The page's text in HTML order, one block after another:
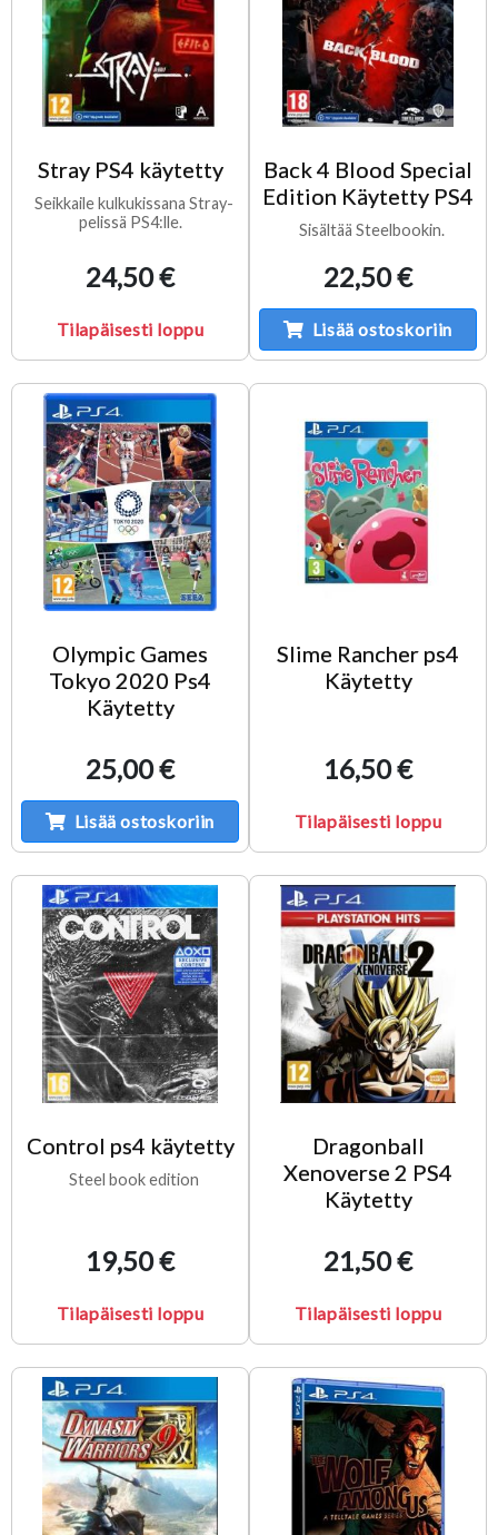
Stray PS4 käytetty
Seikkaile kulkukissana Stray-
pelissä PS4:lle.
24,50 €
Tilapäisesti loppu
Back 4 Blood Special
Edition Käytetty PS4
Sisältää Steelbookin.
22,50 €
Lisää ostoskoriin
Olympic Games
Tokyo 2020 Ps4
Käytetty
25,00 €
Lisää ostoskoriin
Slime Rancher ps4
Käytetty
16,50 €
Tilapäisesti loppu
Control ps4 käytetty
Steel book edition
19,50 €
Tilapäisesti loppu
Dragonball
Xenoverse 2 PS4
Käytetty
21,50 €
Tilapäisesti loppu